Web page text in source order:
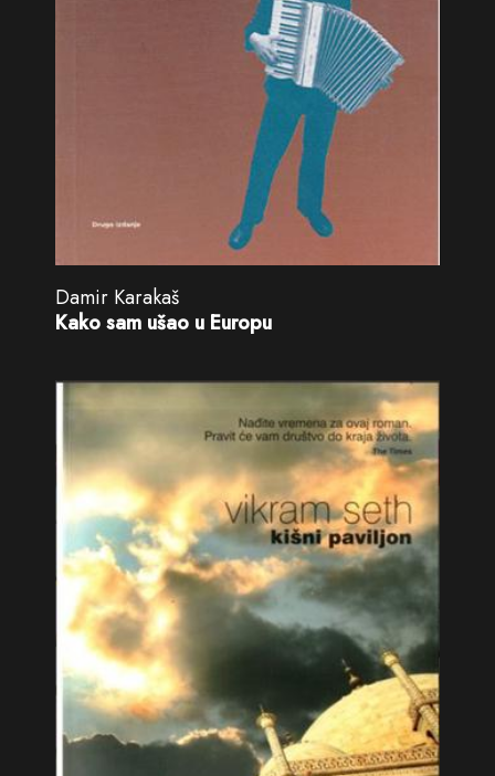
Damir Karakaš
Kako sam ušao u Europu